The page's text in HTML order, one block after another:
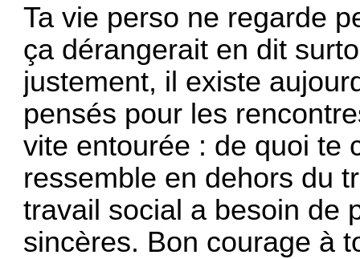
Ta vie perso ne regarde
ça dérangerait en dit
justement, il existe
pensés pour les
vite entourée : de quoi te
ressemble en dehors du
travail social a besoin de
sincères. Bon courage à